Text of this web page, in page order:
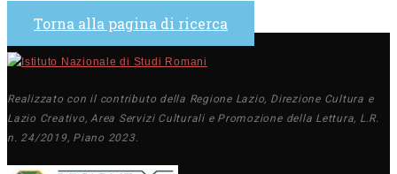
Torna alla pagina di ricerca
Realizzato con il contributo della Regione Lazio, Direzione Cultura e
Lazio Creativo, Area Servizi Culturali e Promozione della Lettura, L.R.
n. 24/2019, Piano 2023.